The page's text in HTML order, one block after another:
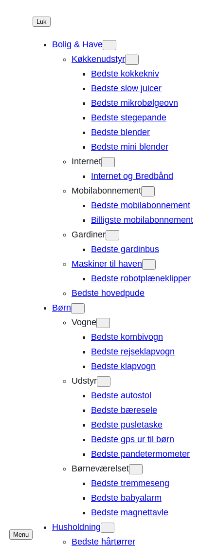
Menu
Luk
Bolig & Have
Køkkenudstyr
Bedste kokkekniv
Bedste slow juicer
Bedste mikrobølgeovn
Bedste stegepande
Bedste blender
Bedste mini blender
Internet
Internet og Bredbånd
Mobilabonnement
Bedste mobilabonnement
Billigste mobilabonnement
Gardiner
Bedste gardinbus
Maskiner til haven
Bedste robotplæneklipper
Bedste hovedpude
Børn
Vogne
Bedste kombivogn
Bedste rejseklapvogn
Bedste klapvogn
Udstyr
Bedste autostol
Bedste bæresele
Bedste pusletaske
Bedste gps ur til børn
Bedste pandetermometer
Børneværelset
Bedste tremmeseng
Bedste babyalarm
Bedste magnettavle
Husholdning
Bedste hårtørrer